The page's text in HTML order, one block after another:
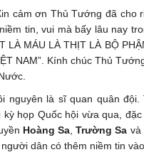
cảm ơn Thủ Tướng đã cho
tin, vui mà bấy lâu nay
LÀ MÁU LÀ THỊT LÀ BỘ
NAM”. Kính chúc Thủ
nguyên là sĩ quan quân
họp Quốc hội vừa qua,
Hoàng Sa ,Trường Sa và
dân có thêm niềm tin